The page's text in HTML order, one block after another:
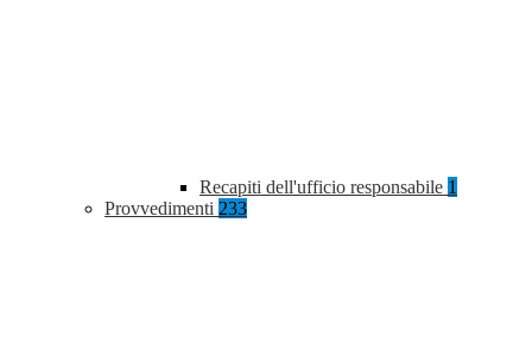
Recapiti dell'ufficio responsabile 1
Provvedimenti 233